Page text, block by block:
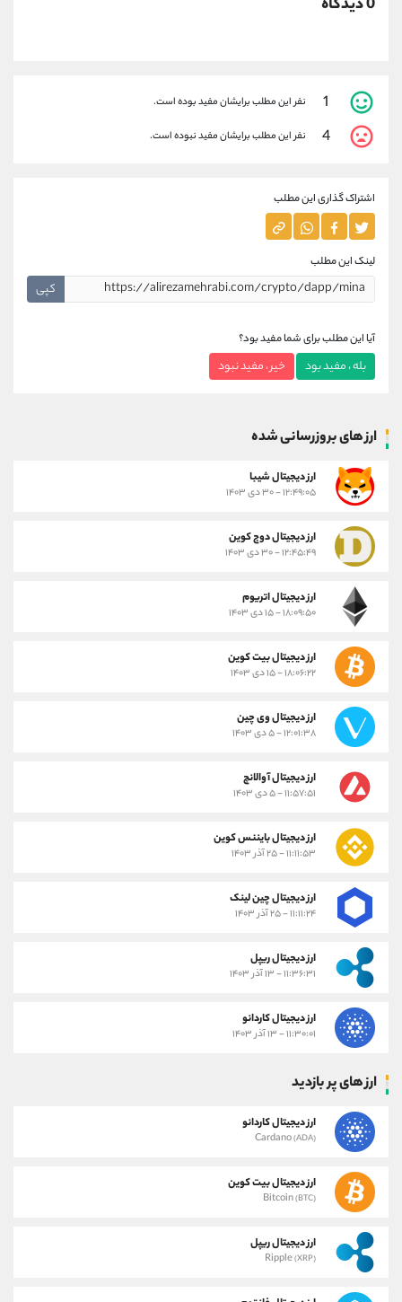
0 دیدگاه
1 نفر این مطلب برایشان مفید بوده است.
4 نفر این مطلب برایشان مفید نبوده است.
اشتراک گذاری این مطلب
لینک این مطلب
کپی
آیا این مطلب برای شما مفید بود؟
بله ، مفید بود خیر ، مفید نبود
ارز های بروزرسانی شده
ارز ديجيتال شیبا
۱۲:۴۹:۰۵ - ۳۰ دی ۱۴۰۳
ارز دیجیتال دوج کوین
۱۲:۴۵:۴۹ - ۳۰ دی ۱۴۰۳
ارز دیجیتال اتریوم
۱۸:۰۹:۵۰ - ۱۵ دی ۱۴۰۳
ارز دیجیتال بیت کوین
۱۸:۰۶:۲۲ - ۱۵ دی ۱۴۰۳
ارز دیجیتال وی چین
۱۲:۰۱:۳۸ - ۵ دی ۱۴۰۳
ارز دیجیتال آوالانچ
۱۱:۵۷:۵۱ - ۵ دی ۱۴۰۳
ارز دیجیتال بایننس کوین
۱۱:۱۱:۵۳ - ۲۵ آذر ۱۴۰۳
ارز دیجیتال چین لینک
۱۱:۱۱:۲۴ - ۲۵ آذر ۱۴۰۳
ارز دیجیتال ریپل
۱۱:۳۶:۳۱ - ۱۳ آذر ۱۴۰۳
ارز دیجیتال کاردانو
۱۱:۳۰:۰۱ - ۱۳ آذر ۱۴۰۳
ارز های پر بازدید
ارز دیجیتال کاردانو
Cardano(ADA)
ارز دیجیتال بیت کوین
Bitcoin(BTC)
ارز دیجیتال ریپل
Ripple(XRP)